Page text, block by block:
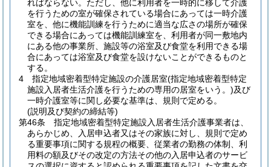
ればならない。 ただし、他に利用者を一時的に移して介護
を行うための室が確保されている場合にあっては一時介護
室を、他に機能訓練を行うために適当な広さの場所が確保
できる場合にあっては機能訓練室を、利用者が同一敷地内
にある他の事業所、施設等の浴室及び食堂を利用できる場
合にあっては浴室及び食堂を設けないことができるものと
する。
4
指定地域密着型特定施設の介護居室(指定地域密着型特定
施設入居者生活介護を行うための専用の居室をいう。)及び
一時介護室等に関し必要な基準は、規則で定める。
(説明及び契約の締結等)
第46条
指定地域密着型特定施設入居者生活介護事業者は、
あらかじめ、入居申込者又はその家族に対し、規則で定め
る重要事項に関する規程の概要、従業者の勤務の体制、利
用料の額及びその改定の方法その他の入居申込者のサービ